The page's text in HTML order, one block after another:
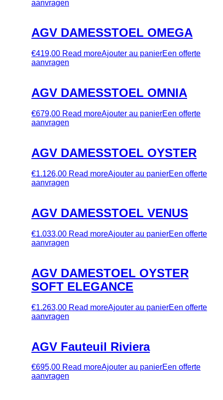
aanvragen
AGV DAMESSTOEL OMEGA
€419,00 Read moreAjouter au panierEen offerte
aanvragen
AGV DAMESSTOEL OMNIA
€679,00 Read moreAjouter au panierEen offerte
aanvragen
AGV DAMESSTOEL OYSTER
€1.126,00 Read moreAjouter au panierEen offerte
aanvragen
AGV DAMESSTOEL VENUS
€1.033,00 Read moreAjouter au panierEen offerte
aanvragen
AGV DAMESTOEL OYSTER
SOFT ELEGANCE
€1.263,00 Read moreAjouter au panierEen offerte
aanvragen
AGV Fauteuil Riviera
€695,00 Read moreAjouter au panierEen offerte
aanvragen